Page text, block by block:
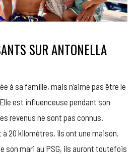
SUR ANTONELLA
à sa famille, mais n’aime pas être le
est influenceuse pendant son
revenus ne sont pas connus.
20 kilomètres, ils ont une maison.
son mari au PSG, ils auront toutefois